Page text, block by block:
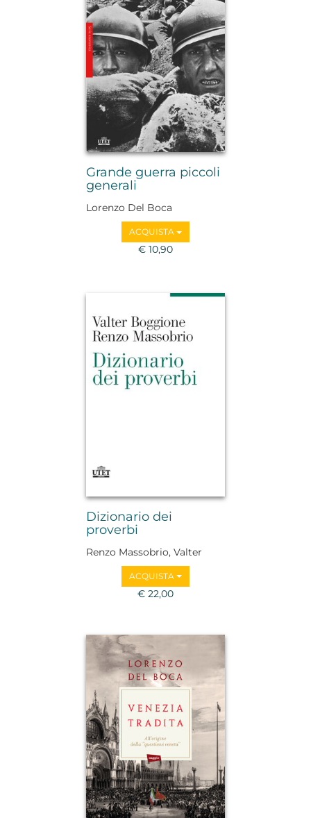
Grande guerra piccoli
generali
Lorenzo Del Boca
ACQUISTA
€ 10,90
Dizionario dei
proverbi
Renzo Massobrio, Valter
Boggione
ACQUISTA
€ 22,00